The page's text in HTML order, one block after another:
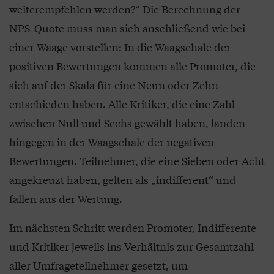
weiterempfehlen werden?“ Die Berechnung der
NPS-Quote muss man sich anschließend wie bei
einer Waage vorstellen: In die Waagschale der
positiven Bewertungen kommen alle Promoter, die
sich auf der Skala für eine Neun oder Zehn
entschieden haben. Alle Kritiker, die eine Zahl
zwischen Null und Sechs gewählt haben, landen
hingegen in der Waagschale der negativen
Bewertungen. Teilnehmer, die eine Sieben oder Acht
angekreuzt haben, gelten als „indifferent“ und
fallen aus der Wertung.
Im nächsten Schritt werden Promoter, Indifferente
und Kritiker jeweils ins Verhältnis zur Gesamtzahl
aller Umfrageteilnehmer gesetzt, um